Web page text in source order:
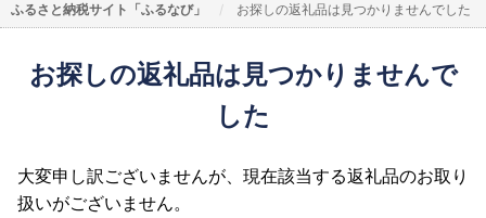
ふるさと納税サイト「ふるなび」 お探しの返礼品は見つかりませんでした
お探しの返礼品は見つかりませんで
した
大変申し訳ございませんが、現在該当する返礼品のお取り
扱いがございません。